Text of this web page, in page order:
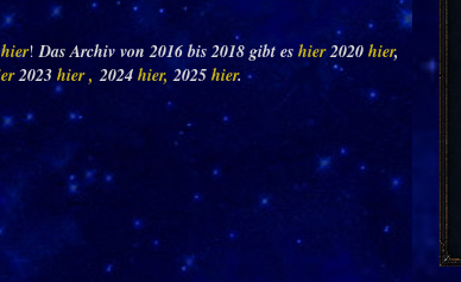
hier!Das Archiv von 2016 bis 2018 gibt es hier2020 hier,
2023 hier , 2024 hier, 2025 hier.